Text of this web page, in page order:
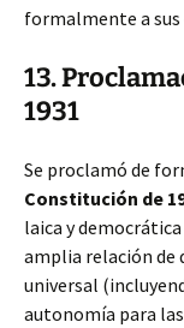
formalmente a sus
13.
1931
Se proclamó de
Constitución de
laica y
amplia relación de
universal
autonomía para